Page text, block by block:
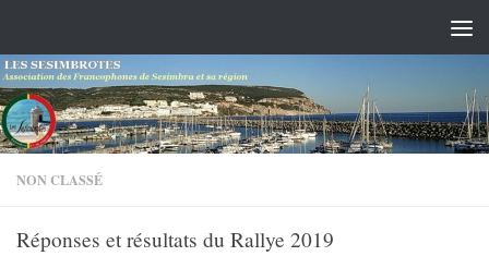
NON CLASSÉ
Réponses et résultats du Rallye 2019